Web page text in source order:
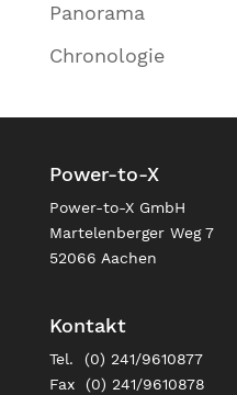
Panorama
Chronologie
Power-to-X
Power-to-X GmbH
Martelenberger Weg 7
52066 Aachen
Kontakt
Tel. (0) 241/9610877
Fax (0) 241/9610878